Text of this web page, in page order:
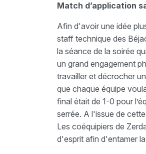
Match d’application
Afin d'avoir une idée
staff technique des
la séance de la soirée
un grand engagement
travailler et décrocher
que chaque équipe
final était de 1-0 pour
serrée. A l'issue de
Les coéquipiers de
d'esprit afin d'entamer